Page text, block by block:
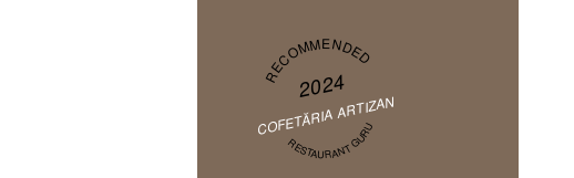
RECOMMENDED
2024
COFETĂRIA ARTIZAN
RESTAURANT GURU